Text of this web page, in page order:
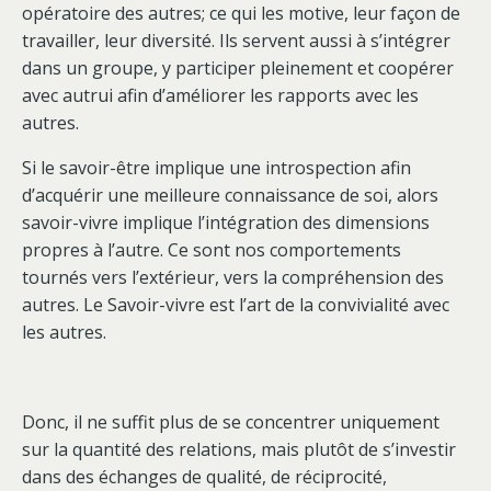
opératoire des autres; ce qui les motive, leur façon de
travailler, leur diversité. Ils servent aussi à s’intégrer
dans un groupe, y participer pleinement et coopérer
avec autrui afin d’améliorer les rapports avec les
autres.
Si le savoir-être implique une introspection afin
d’acquérir une meilleure connaissance de soi, alors
savoir-vivre implique l’intégration des dimensions
propres à l’autre. Ce sont nos comportements
tournés vers l’extérieur, vers la compréhension des
autres. Le Savoir-vivre est l’art de la convivialité avec
les autres.
Donc, il ne suffit plus de se concentrer uniquement
sur la quantité des relations, mais plutôt de s’investir
dans des échanges de qualité, de réciprocité,